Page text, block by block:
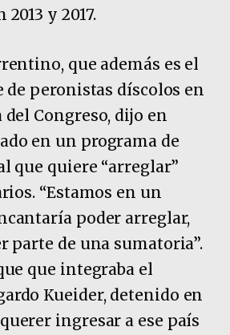
y 2017.
que además es el
de peronistas díscolos en
del Congreso, dijo en
en un programa de
que quiere “arreglar”
“Estamos en un
poder arreglar,
parte de una sumatoria”.
que integraba el
Kueider, detenido en
ingresar a ese país